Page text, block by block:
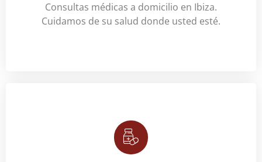
Consultas médicas a domicilio en Ibiza.
Cuidamos de su salud donde usted esté.